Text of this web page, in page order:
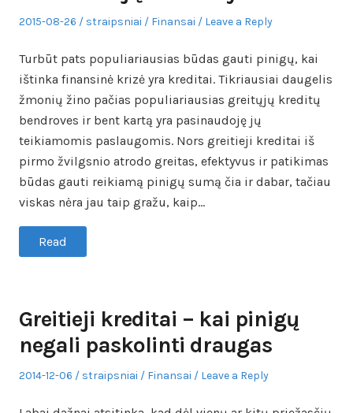
Posted
2015-08-26 Author
straipsniai
Posted
Finansai Leave a Reply
Turbūt pats populiariausias būdas gauti pinigų, kai
ištinka finansinė krizė yra kreditai. Tikriausiai daugelis
žmonių žino pačias populiariausias greitųjų kreditų
bendroves ir bent kartą yra pasinaudoję jų
teikiamomis paslaugomis. Nors greitieji kreditai iš
pirmo žvilgsnio atrodo greitas, efektyvus ir patikimas
būdas gauti reikiamą pinigų sumą čia ir dabar, tačiau
viskas nėra jau taip gražu, kaip…
Read
Greitieji kreditai – kai pinigų
negali paskolinti draugas
Posted
2014-12-06 Author
straipsniai
Posted
Finansai Leave a Reply